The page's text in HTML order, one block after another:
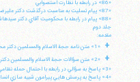
«86» در رابطه با نظارت استصوابي
«87» پيام تسليت به مناسبت درگذشت دكتر عليرضا نوري و دكتر هاشم زهي
«88» پيام در رابطه با محكوميت آقاي دكتر سيدهاشم آقاجري
جلد دوم
مقدمه:
+ «1» متن نامه حجة الاسلام والمسلمين دكتر محسن كديور و پاسخ معظم له
+
«2» متن سؤالات حجة الاسلام والمسلمين دكتر محسن كديور و پاسخ معظم له
«3» پاسخ به سؤالي در رابطه با احتمال حمله نظامي آمريكا به عراق
«4» پاسخ به پرسش هايي پيرامون شبيه سازي انسان، و شرايط لغو يا تبديل احكاماوليه اسلام